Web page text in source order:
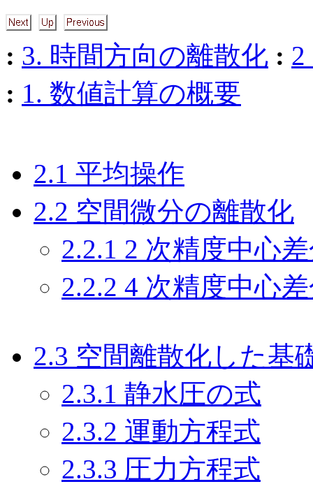
: 3. 時間方向の離散化 : 2
: 1. 数値計算の概要
2.1 平均操作
2.2 空間微分の離散化
2.2.1 2 次精度中心
2.2.2 4 次精度中心
2.3 空間離散化した基
2.3.1 静水圧の式
2.3.2 運動方程式
2.3.3 圧力方程式